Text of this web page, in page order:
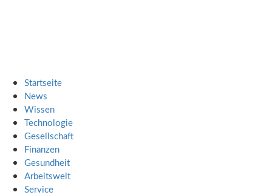
Startseite
News
Wissen
Technologie
Gesellschaft
Finanzen
Gesundheit
Arbeitswelt
Service